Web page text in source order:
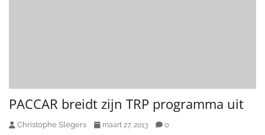
PACCAR breidt zijn TRP programma uit
Christophe Slegers maart 27, 2013 0